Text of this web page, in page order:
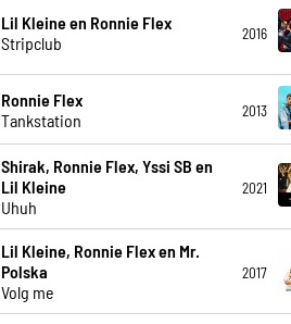
Lil Kleine en Ronnie Flex
Stripclub
2016
Ronnie Flex
Tankstation
2013
Shirak, Ronnie Flex, Yssi SB en
Lil Kleine
Uhuh
2021
Lil Kleine, Ronnie Flex en Mr.
Polska
Volg me
2017